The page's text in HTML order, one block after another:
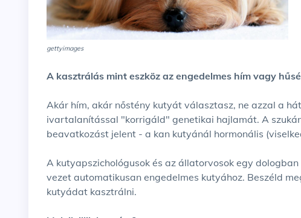
gettyimages
A kasztrálás mint eszköz az engedelmes hím vagy
Akár hím, akár nőstény kutyát választasz, ne azzal a
ivartalanítással "korrigáld" genetikai hajlamát. A
beavatkozást jelent - a kan kutyánál hormonális
A kutyapszichológusok és az állatorvosok egy
vezet automatikusan engedelmes kutyához. Beszéld
kutyádat kasztrálni.